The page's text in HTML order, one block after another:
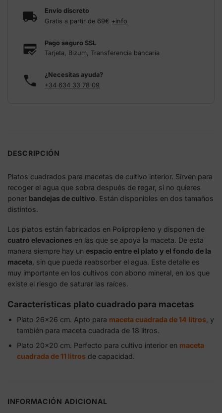
Envío discreto
Gratis a partir de 69€ +info
Pago seguro SSL
Tarjeta, Bizum, Transferencia bancaria
¿Necesitas ayuda?
+34 634 33 78 09
DESCRIPCIÓN
Platos cuadrados para macetas de cultivo interior. Sirven para
recoger el agua que sobra después de regar, si no quieres
poner bandejas de cultivo. Están disponibles en dos tamaños
distintos.
Los platos están fabricados en Polipropileno y disponen de
cuatro elevaciones en las que se apoya la maceta. De esta
manera siempre hay un espacio entre el plato y el fondo de la
maceta, sin que pueda reabsorber el agua. Este detalle es
muy importante en los cultivos con abono mineral, en los que
existe el riesgo de saturar las raíces.
Características plato cuadrado para macetas
Plato 26×26 cm. Apto para maceta cuadrada de 14 litros, y
también para maceta cuadrada de 18 litros.
Plato 20×20 cm. Perfecto para cultivo interior en maceta
cuadrada de 11 litrosde capacidad.
INFORMACIÓN ADICIONAL